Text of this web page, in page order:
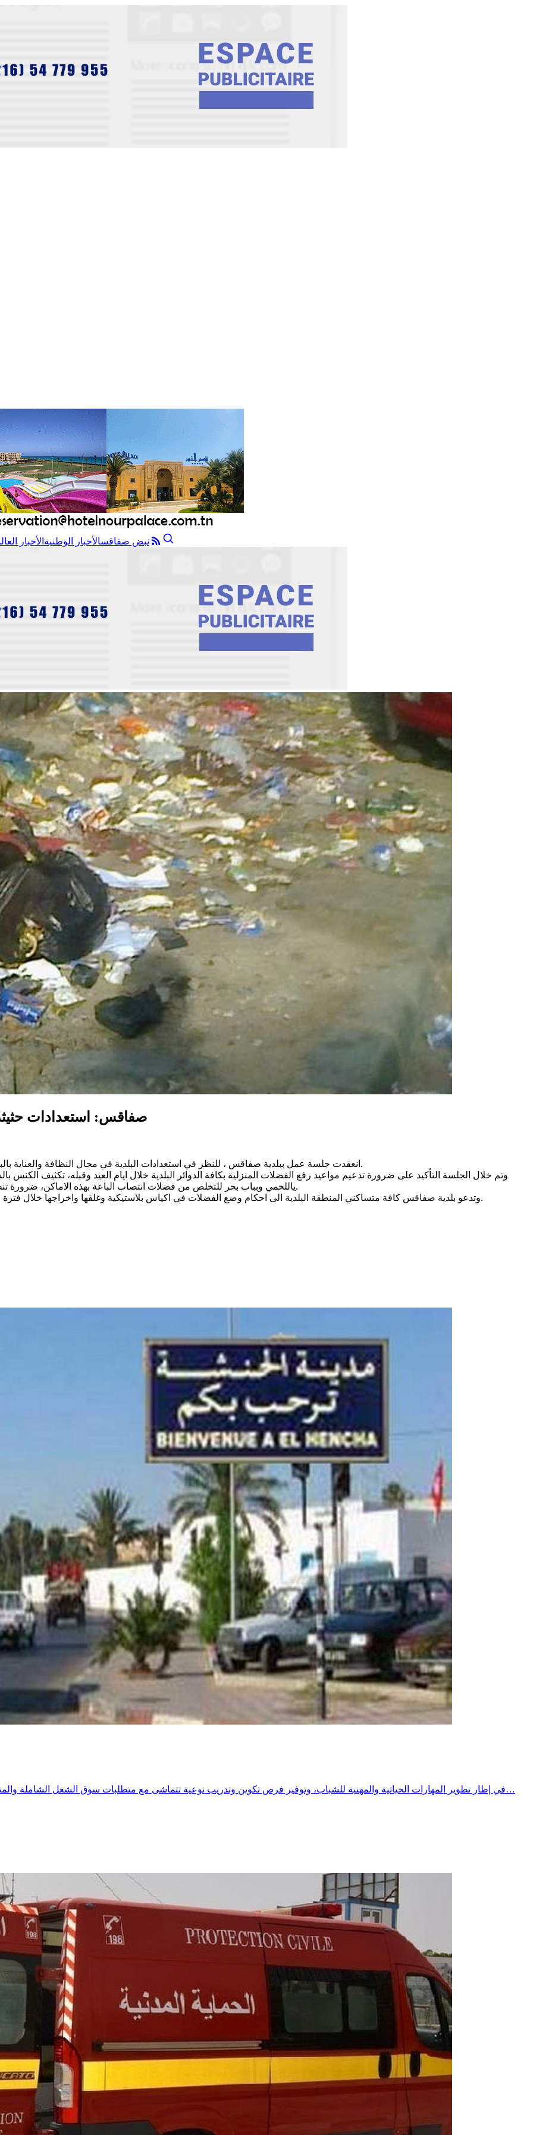
نبض صفاقسالأخبار الوطنية الأخبار
صفاقس: استعدادات حثيثة
انعقدت جلسة عمل ببلدية صفاقس ، للنظر في استعدادات البلدية في مجال النظافة والعناية بالبيئة بمناسبة عيد الفطر المبارك بحضور إطارات وأعوان بلدية صفاقس.
وتم خلال الجلسة التأكيد على ضرورة تدعيم مواعيد رفع الفضلات المنزلية بكافة الدوائر البلدية خلال ايام العيد وقبله، تكثيف
ياللخمي وبباب بحر للتخلص من فضلات انتصاب الباعة بهذه الاماكن، ضرورة تنظيف الطرقات الرئيسية والأحياء بالتنسيق مع متصرفي الدوائر البلدية.
وتدعو بلدية صفاقس كافة متساكني المنطقة البلدية الى احكام وضع الفضلات في اكياس بلاستيكية وغلقها واخراجها خلال فترة العيد في الاوقات المحددة لها وفق رزنامة منشورة على صفحة البلدية.
​في إطار تطوير المهارات الحياتية والمهنية للشباب، وتوفير فرص تكوين وتدريب نوعية تتماشى مع متطلبات سوق الشغل الشاملة والمتجددة .​وتحت إشراف معتمدية الحنشة، وبشراكة استراتيجية بين مركز…